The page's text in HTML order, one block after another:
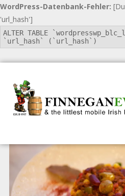
WordPress-Datenbank-Fehler:
'url_hash']
ALTER TABLE
`url_hash` (`url_hash`)